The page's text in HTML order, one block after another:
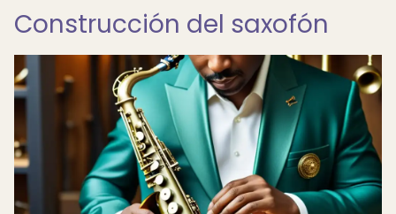
Construcción del saxofón